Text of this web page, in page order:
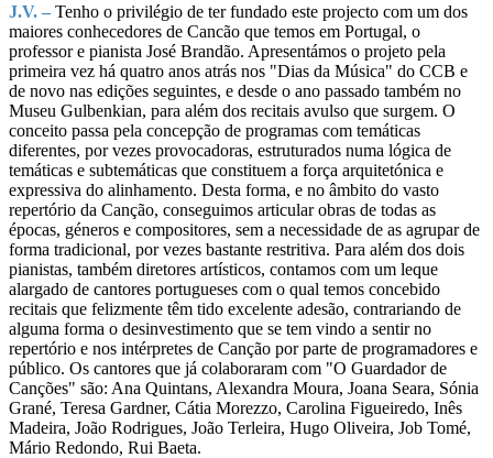
J.V. – Tenho o privilégio de ter fundado este projecto com um dos
maiores conhecedores de Cancão que temos em Portugal, o
professor e pianista José Brandão. Apresentámos o projeto pela
primeira vez há quatro anos atrás nos "Dias da Música" do CCB e
de novo nas edições seguintes, e desde o ano passado também no
Museu Gulbenkian, para além dos recitais avulso que surgem. O
conceito passa pela concepção de programas com temáticas
diferentes, por vezes provocadoras, estruturados numa lógica de
temáticas e subtemáticas que constituem a força arquitetónica e
expressiva do alinhamento. Desta forma, e no âmbito do vasto
repertório da Canção, conseguimos articular obras de todas as
épocas, géneros e compositores, sem a necessidade de as agrupar de
forma tradicional, por vezes bastante restritiva. Para além dos dois
pianistas, também diretores artísticos, contamos com um leque
alargado de cantores portugueses com o qual temos concebido
recitais que felizmente têm tido excelente adesão, contrariando de
alguma forma o desinvestimento que se tem vindo a sentir no
repertório e nos intérpretes de Canção por parte de programadores e
público. Os cantores que já colaboraram com "O Guardador de
Canções" são: Ana Quintans, Alexandra Moura, Joana Seara, Sónia
Grané, Teresa Gardner, Cátia Morezzo, Carolina Figueiredo, Inês
Madeira, João Rodrigues, João Terleira, Hugo Oliveira, Job Tomé,
Mário Redondo, Rui Baeta.